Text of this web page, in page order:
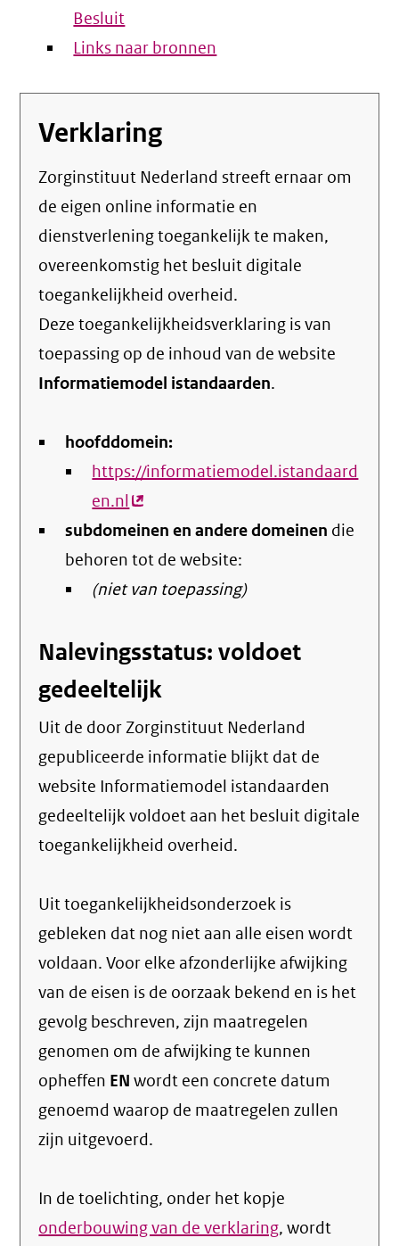
Besluit
Links naar bronnen
Verklaring
Zorginstituut Nederland streeft ernaar om
de eigen online informatie en
dienstverlening toegankelijk te maken,
overeenkomstig het besluit digitale
toegankelijkheid overheid.
Deze toegankelijkheidsverklaring is van
toepassing op de inhoud van de website
Informatiemodel istandaarden.
hoofddomein:
https://informatiemodel.istandaard
en.nl(externe
link)
subdomeinen en andere domeinen die
behoren tot de website:
(niet van toepassing)
Nalevingsstatus: voldoet
gedeeltelijk
Uit de door Zorginstituut Nederland
gepubliceerde informatie blijkt dat de
website Informatiemodel istandaarden
gedeeltelijk voldoet aan het besluit digitale
toegankelijkheid overheid.
Uit toegankelijkheidsonderzoek is
gebleken dat nog niet aan alle eisen wordt
voldaan. Voor elke afzonderlijke afwijking
van de eisen is de oorzaak bekend en is het
gevolg beschreven, zijn maatregelen
genomen om de afwijking te kunnen
opheffen EN wordt een concrete datum
genoemd waarop de maatregelen zullen
zijn uitgevoerd.
In de toelichting, onder het kopje
onderbouwing van de verklaring, wordt